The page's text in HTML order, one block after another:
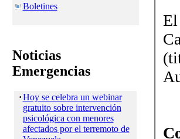
Boletines
Noticias
Emergencias
·Hoy se celebra un webinar
gratuito sobre intervención
psicológica con menores
afectados por el terremoto de
El